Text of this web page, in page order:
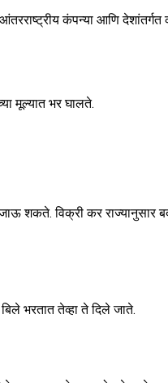
कंपन्या आणि
मूल्यात भर घालते.
शकते. विक्री कर
भरतात तेव्हा ते दिले जाते.